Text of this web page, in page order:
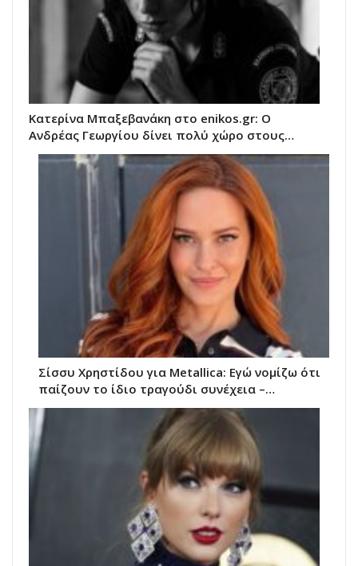
Κατερίνα Μπαξεβανάκη στο enikos.gr: Ο
Ανδρέας Γεωργίου δίνει πολύ χώρο στους…
Σίσσυ Χρηστίδου για Metallica: Εγώ νομίζω ότι
παίζουν το ίδιο τραγούδι συνέχεια –…